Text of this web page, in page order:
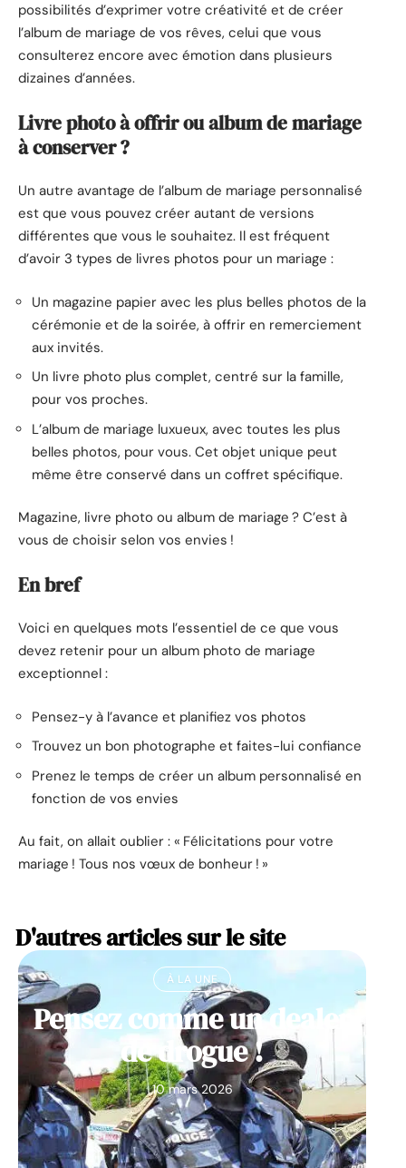
possibilités d’exprimer votre créativité et de créer
l’album de mariage de vos rêves, celui que vous
consulterez encore avec émotion dans plusieurs
dizaines d’années.
Livre photo à offrir ou album de mariage
à conserver ?
Un autre avantage de l’album de mariage personnalisé
est que vous pouvez créer autant de versions
différentes que vous le souhaitez. Il est fréquent
d’avoir 3 types de livres photos pour un mariage :
Un magazine papier avec les plus belles photos de la
cérémonie et de la soirée, à offrir en remerciement
aux invités.
Un livre photo plus complet, centré sur la famille,
pour vos proches.
L’album de mariage luxueux, avec toutes les plus
belles photos, pour vous. Cet objet unique peut
même être conservé dans un coffret spécifique.
Magazine, livre photo ou album de mariage ? C’est à
vous de choisir selon vos envies !
En bref
Voici en quelques mots l’essentiel de ce que vous
devez retenir pour un album photo de mariage
exceptionnel :
Pensez-y à l’avance et planifiez vos photos
Trouvez un bon photographe et faites-lui confiance
Prenez le temps de créer un album personnalisé en
fonction de vos envies
Au fait, on allait oublier : « Félicitations pour votre
mariage ! Tous nos vœux de bonheur ! »
D'autres articles sur le site
À LA UNE
Pensez comme un dealer
de drogue !
10 mars 2026